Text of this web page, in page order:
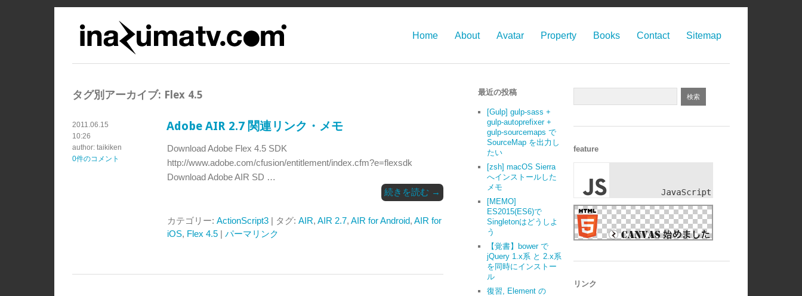
Home About Avatar Property Books Contact Sitemap
タグ別アーカイブ: Flex 4.5
2011.06.15
10:26
author: taikiken
0件のコメント
Adobe AIR 2.7 関連リンク・メモ
Download Adobe Flex 4.5 SDK
http://www.adobe.com/cfusion/entitlement/index.cfm?e=flexsdk
Download Adobe AIR SD …
続きを読む →
カテゴリー: ActionScript3| タグ: AIR, AIR 2.7, AIR for Android, AIR for
iOS, Flex 4.5| パーマリンク
最近の投稿
[Gulp] gulp-sass +
gulp-autoprefixer +
gulp-sourcemaps で
SourceMap を出力し
たい
[zsh] macOS Sierra
へインストールした
メモ
[MEMO]
ES2015(ES6)で
Singletonはどうしよ
う
【覚書】bower で
jQuery 1.x系 と 2.x系
を同時にインストー
ル
復習, Element の
feature
リンク